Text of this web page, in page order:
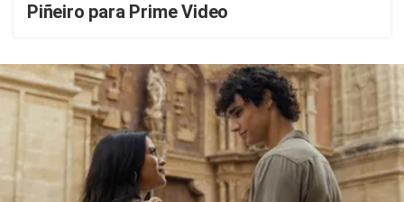
Piñeiro para Prime Video